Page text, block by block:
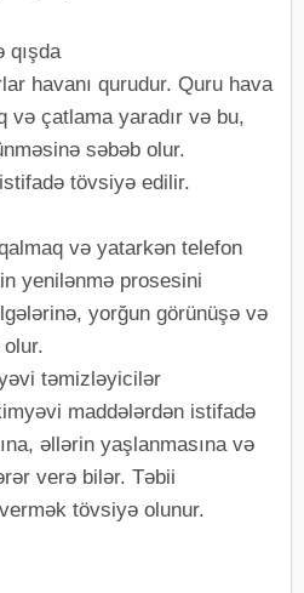
qışda
havanı qurudur. Quru hava
və çatlama yaradır və bu,
səbəb olur.
tövsiyə edilir.
və yatarkən telefon
yenilənmə prosesini
yorğun görünüşə və
təmizləyicilər
maddələrdən istifadə
əllərin yaşlanmasına və
verə bilər. Təbii
tövsiyə olunur.